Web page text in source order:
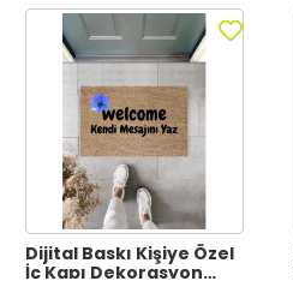
Dijital Baskı Kişiye Özel
İç Kapı Dekorasyon